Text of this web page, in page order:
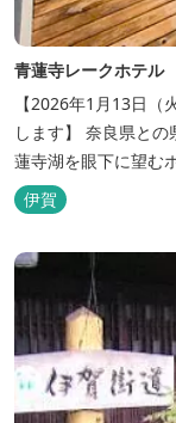
青蓮寺レークホテル
【2026年1月13日（
します】 奈良県との県境近く名張市にある、紺碧の水をたたえた青
蓮寺湖を眼下に望む
泉」は天然アルカリ
く、絶景と評判です。
伊賀